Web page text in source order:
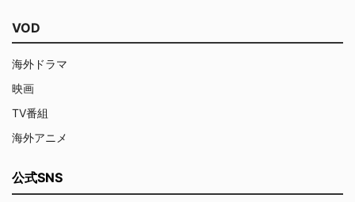
VOD
海外ドラマ
映画
TV番組
海外アニメ
公式SNS